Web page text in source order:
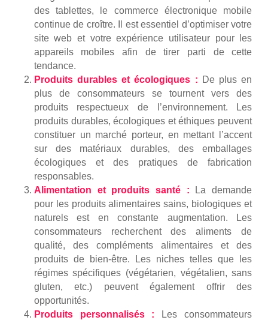
des tablettes, le commerce électronique mobile
continue de croître. Il est essentiel d’optimiser votre
site web et votre expérience utilisateur pour les
appareils mobiles afin de tirer parti de cette
tendance.
Produits durables et écologiques : De plus en
plus de consommateurs se tournent vers des
produits respectueux de l’environnement. Les
produits durables, écologiques et éthiques peuvent
constituer un marché porteur, en mettant l’accent
sur des matériaux durables, des emballages
écologiques et des pratiques de fabrication
responsables.
Alimentation et produits santé : La demande
pour les produits alimentaires sains, biologiques et
naturels est en constante augmentation. Les
consommateurs recherchent des aliments de
qualité, des compléments alimentaires et des
produits de bien-être. Les niches telles que les
régimes spécifiques (végétarien, végétalien, sans
gluten, etc.) peuvent également offrir des
opportunités.
Produits personnalisés : Les consommateurs